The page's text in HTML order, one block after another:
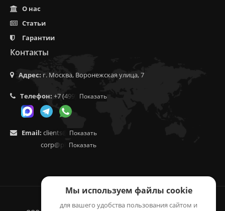
О нас
Статьи
Гарантии
Контакты
Адрес: г. Москва, Воронежская улица, 7
Телефон: +7 (499) 350-55-05
Показать
Email: clients@f9.market
Показать
corp@phoenix9.ru
Показать
Мы используем файлы cookie
для вашего удобства пользования сайтом и